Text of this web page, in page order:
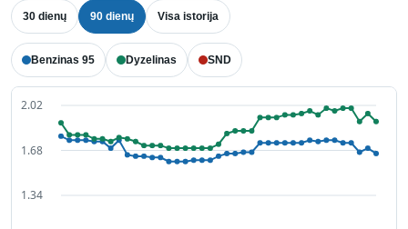
30 dienų 90 dienų Visa istorija
Benzinas 95 Dyzelinas SND